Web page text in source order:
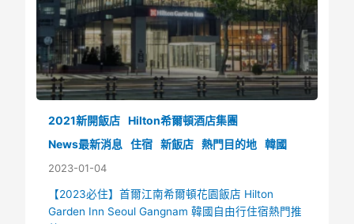
2021新開飯店 Hilton希爾頓酒店集團
News最新消息
住宿 新飯店 熱門目的地 韓國
2023-01-04
【2023必住】首爾江南希爾頓花園飯店 Hilton
Garden Inn Seoul Gangnam 韓國自由行住宿熱門推